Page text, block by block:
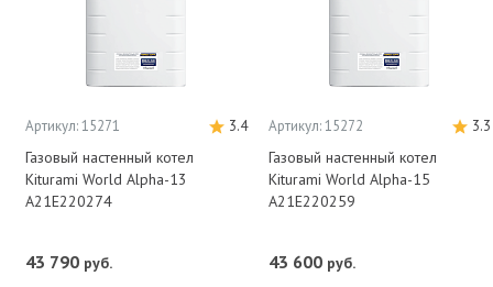
Артикул: 15271 3.4
Газовый настенный котел
Kiturami World Alpha-13
A21E220274
43 790 руб.
Артикул: 15272 3.3
Газовый настенный котел
Kiturami World Alpha-15
A21E220259
43 600 руб.